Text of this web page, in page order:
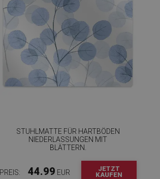
STUHLMATTE FÜR HARTBÖDEN
NIEDERLASSUNGEN MIT
BLÄTTERN.
PREIS: 44.99 EUR
JETZT
KAUFEN